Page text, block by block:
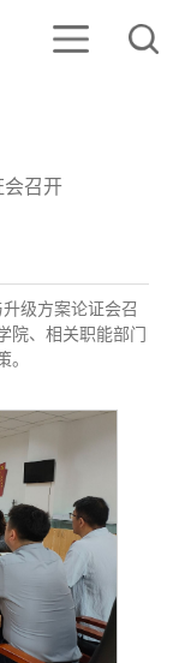
会召开
级方案论证会召
、相关职能部门
。